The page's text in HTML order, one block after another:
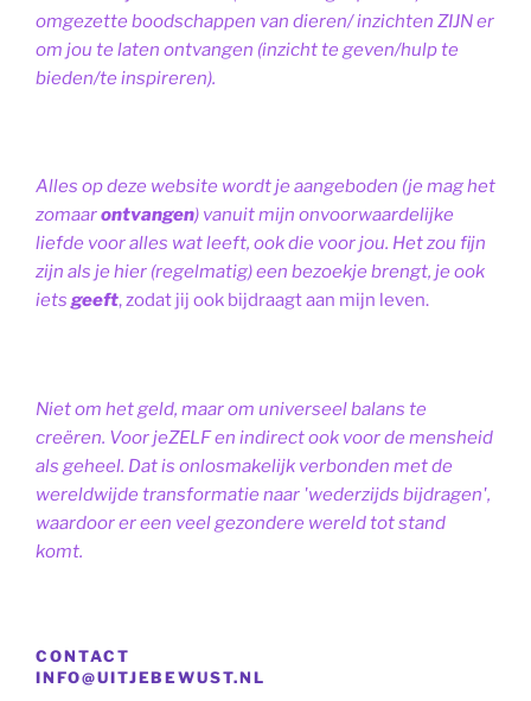
omgezette boodschappen van dieren/ inzichten ZIJN er
om jou te laten ontvangen (inzicht te geven/hulp te
bieden/te inspireren).
Alles op deze website wordt je aangeboden (je mag het
zomaarontvangen) vanuit mijn onvoorwaardelijke
liefde voor alles wat leeft, ook die voor jou. Het zou fijn
zijn als je hier (regelmatig) een bezoekje brengt, je ook
iets geeft, zodat jij ook bijdraagt aan mijn leven.
Niet om het geld, maar om universeel balans te
creëren. Voor jeZELF en indirect ook voor de mensheid
als geheel. Dat is onlosmakelijk verbonden met de
wereldwijde transformatie naar 'wederzijds bijdragen',
waardoor er een veel gezondere wereld tot stand
komt.
CONTACT
INFO@UITJEBEWUST.NL